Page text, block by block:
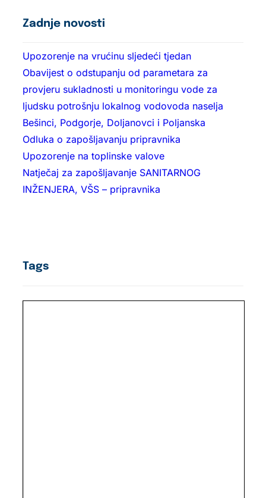
Zadnje novosti
Upozorenje na vrućinu sljedeći tjedan
Obavijest o odstupanju od parametara za
provjeru sukladnosti u monitoringu vode za
ljudsku potrošnju lokalnog vodovoda naselja
Bešinci, Podgorje, Doljanovci i Poljanska
Odluka o zapošljavanju pripravnika
Upozorenje na toplinske valove
Natječaj za zapošljavanje SANITARNOG
INŽENJERA, VŠS – pripravnika
Tags